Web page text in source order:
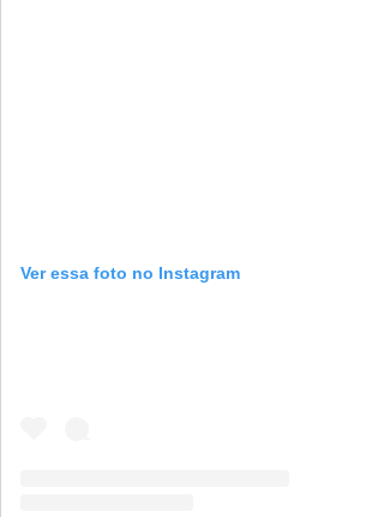
Ver essa foto no Instagram